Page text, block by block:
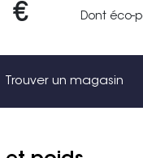
€ Dont éco-
Trouver un magasin